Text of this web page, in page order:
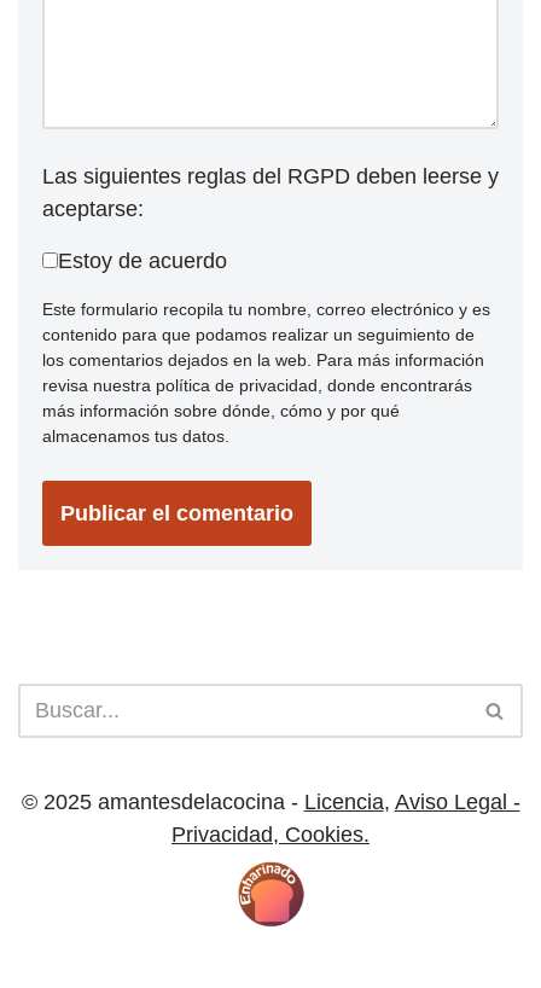
Las siguientes reglas del RGPD deben leerse y
aceptarse:
Estoy de acuerdo
Este formulario recopila tu nombre, correo electrónico y es
contenido para que podamos realizar un seguimiento de
los comentarios dejados en la web. Para más información
revisa nuestra política de privacidad, donde encontrarás
más información sobre dónde, cómo y por qué
almacenamos tus datos.
© 2025 amantesdelacocina - Licencia, Aviso Legal -
Privacidad, Cookies.